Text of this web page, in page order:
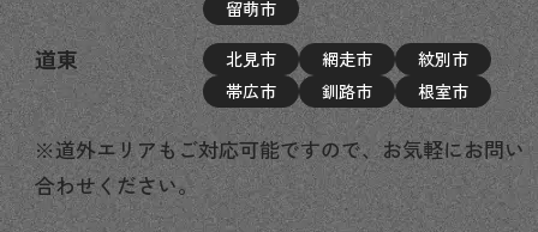
留萌市
道東 北見市 網走市
紋別市
帯広市
釧路市 根室市
※道外エリアもご対応可能ですので、お気軽にお問い
合わせください。